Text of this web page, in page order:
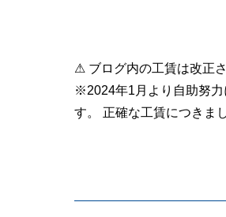
⚠ ブログ内の工賃は改正
※2024年1月より自助努力
す。 正確な工賃につきま